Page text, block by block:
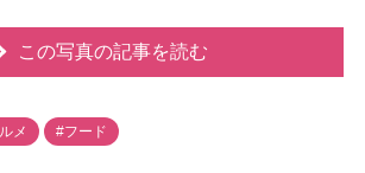
この写真の記事を読む
メ #フード